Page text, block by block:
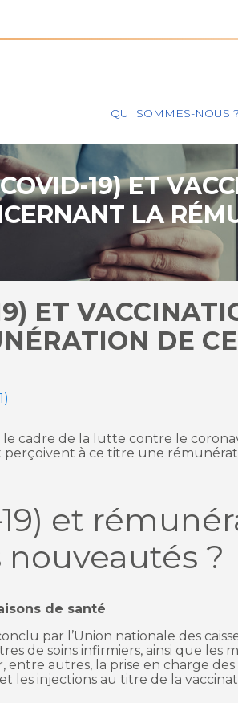
Principal
QUI SOMMES-NOUS ?
19) ET
LA
ET
DE
cadre de la lutte contre le
à ce titre une
et
?
de santé
par l’Union nationale des
de soins infirmiers, ainsi que les
autres, la prise en charge
les injections au titre de la